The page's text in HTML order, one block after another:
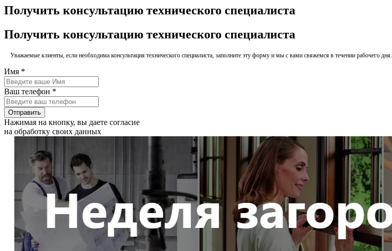
Получить консультацию технического специалиста
Получить консультацию технического специалиста
Уважаемые клиенты, если необходима консультация технического специалиста, заполните эту форму и мы с вами свяжемся в течении рабочего дня.
Имя *
Ваш телефон *
Отправить
Нажимая на кнопку, вы даете согласие
на обработку своих данных